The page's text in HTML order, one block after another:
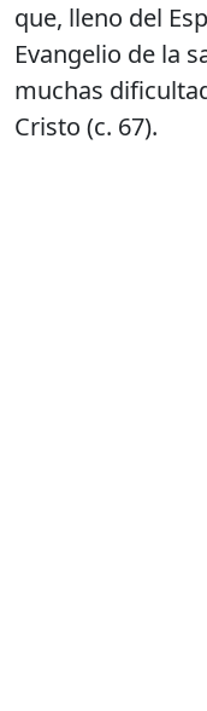
que, lleno del
Evangelio de la
muchas
Cristo (c. 67).